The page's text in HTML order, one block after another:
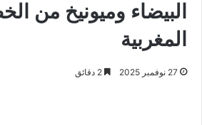
البيضاء وميونيخ من
المغربية
27 نوفمبر 2025